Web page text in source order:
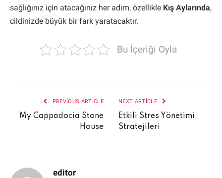
sağlığınız için atacağınız her adım, özellikle Kış Aylarında,
cildinizde büyük bir fark yaratacaktır.
Bu İçeriği Oyla
PREVIOUS ARTICLE
My Cappadocia Stone
House
NEXT ARTICLE
Etkili Stres Yönetimi
Stratejileri
editor